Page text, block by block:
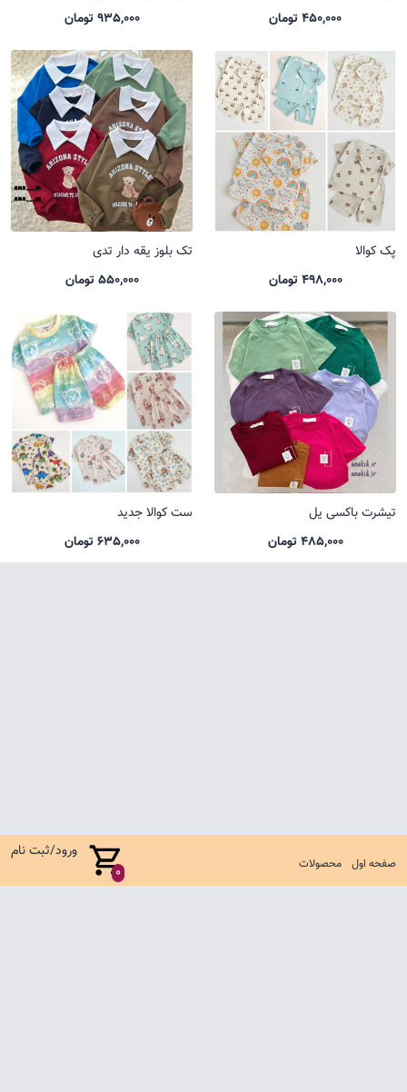
صفحه اول محصولات 0
ورود/ثبت نام
450,000 تومان
935,000 تومان
پک کوالا
498,000 تومان
تک بلوز یقه دار تدی
550,000 تومان
تیشرت باکسی یل
485,000 تومان
ست کوالا جدید
635,000 تومان